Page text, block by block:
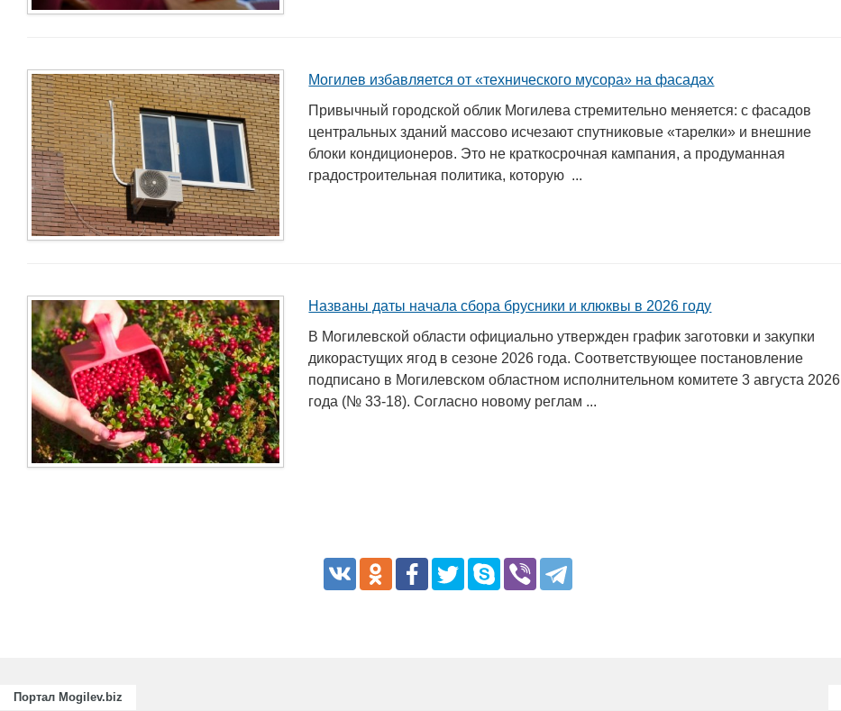
Могилев избавляется от «технического мусора» на фасадах
Привычный городской облик Могилева стремительно меняется: с фасадов
центральных зданий массово исчезают спутниковые «тарелки» и внешние
блоки кондиционеров. Это не краткосрочная кампания, а продуманная
градостроительная политика, которую ...
Названы даты начала сбора брусники и клюквы в 2026 году
В Могилевской области официально утвержден график заготовки и закупки
дикорастущих ягод в сезоне 2026 года. Соответствующее постановление
подписано в Могилевском областном исполнительном комитете 3 августа 2026
года (№ 33-18). Согласно новому реглам ...
Портал Mogilev.biz